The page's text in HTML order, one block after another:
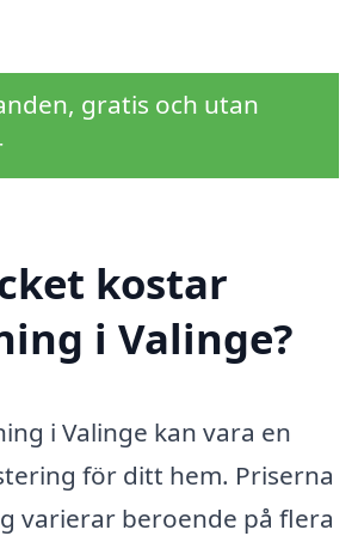
gratis och utan
kostar
i Valinge?
i Valinge kan vara en
för ditt hem. Priserna
varierar beroende på flera